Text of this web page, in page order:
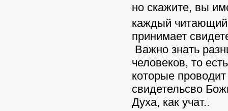
но скажите, вы
каждый
принимает
Важно знать
человеков, то
которые
свидетельсво
Духа, как учат..